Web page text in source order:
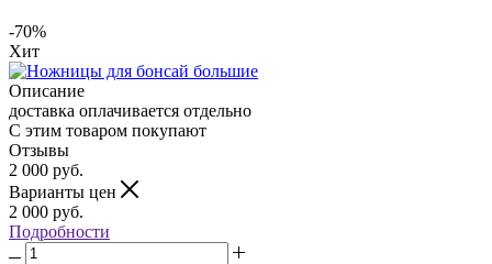
-70%
Хит
Описание
доставка оплачивается отдельно
С этим товаром покупают
Отзывы
2 000 руб.
Варианты цен
2 000 руб.
Подробности